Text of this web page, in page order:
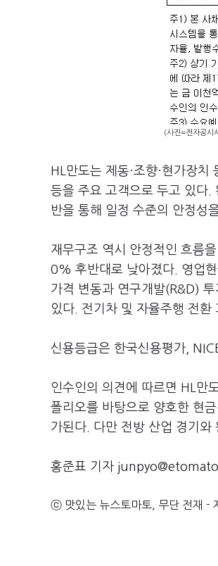
(사진=전자공시
HL만도는 제동·조향·현가장
등을 주요 고객으로 두고 있다.
반을 통해 일정 수준의 안정성
재무구조 역시 안정적인 흐름
0% 후반대로 낮아졌다. 영업
가격 변동과 연구개발(R&D)
있다. 전기차 및 자율주행 전환
신용등급은 한국신용평가,
인수인의 의견에 따르면 HL만
폴리오를 바탕으로 양호한 현
가된다. 다만 전방 산업 경기와
홍준표 기자
ⓒ 맛있는 뉴스토마토, 무단 전재 -